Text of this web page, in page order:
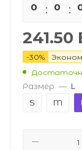
0 0
241.50
-30%
Размер — L
S
M L